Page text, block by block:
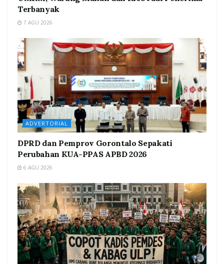
Terbanyak
7 AGU 2026
ADVERTORIAL
DPRD dan Pemprov Gorontalo Sepakati
Perubahan KUA-PPAS APBD 2026
6 AGU 2026